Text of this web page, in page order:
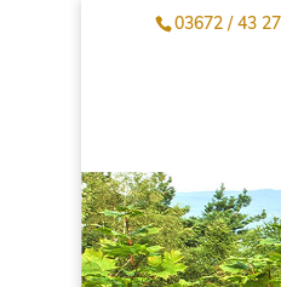
03672 / 43